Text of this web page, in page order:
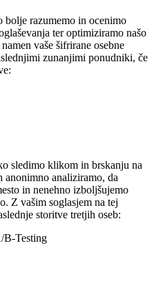
bolje razumemo in ocenimo
ter optimiziramo našo
vaše šifrirane osebne
zunanjimi ponudniki, če
sledimo klikom in brskanju na
anonimno analiziramo, da
in nenehno izboljšujemo
Z vašim soglasjem na tej
storitve tretjih oseb:
B-Testing